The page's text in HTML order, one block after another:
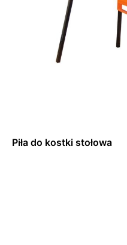
Piła do kostki stołowa